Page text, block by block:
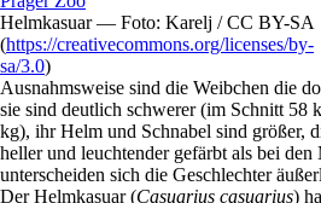
Helmkasuar — Foto: Karelj / CC BY-SA
(https://creativecommons.org/licenses/by-
sa/3.0)
Ausnahmsweise sind die Weibchen die
sie sind deutlich schwerer (im Schnitt 58
kg), ihr Helm und Schnabel sind größer,
heller und leuchtender gefärbt als bei den
unterscheiden sich die Geschlechter
Der Helmkasuar (Casuarius casuarius)